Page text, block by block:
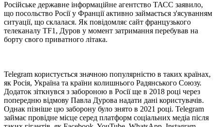
Російське державне інформаційне агентство ТАСС заявило,
що посольство Росії у Франції активно займається з'ясуванням
ситуації, що склалася. Як повідомляє сайт французького
телеканалу TF1, Дуров у момент затримання перебував на
борту свого приватного літака.
Telegram користується значною популярністю в таких країнах,
як Росія, Україна та країни колишнього Радянського Союзу.
Додаток зіткнувся з забороною в Росії ще в 2018 році через
попередню відмову Павла Дурова надати дані користувачів.
Однак пізніше цю заборону було знято в 2021 році. Telegram
займає провідне місце серед платформ соціальних медіа після